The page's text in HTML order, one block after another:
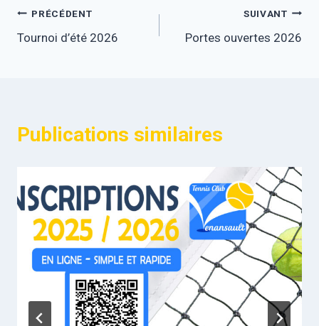
PRÉCÉDENT
Tournoi d’été 2026
SUIVANT
Portes ouvertes 2026
Publications similaires